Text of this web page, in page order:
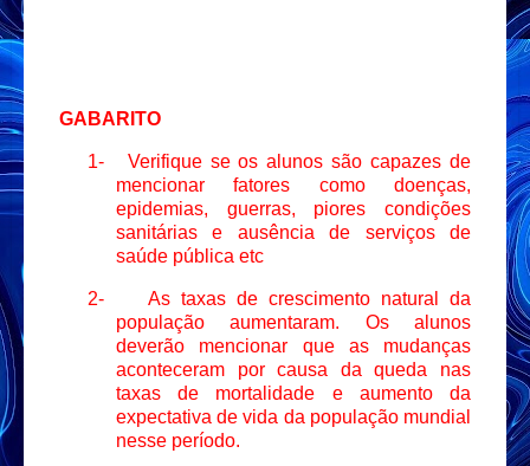
GABARITO
1-
Verifique se os alunos são capazes de
mencionar fatores como doenças,
epidemias, guerras, piores condições
sanitárias e ausência de serviços de
saúde pública etc
2-
As taxas de crescimento natural da
população aumentaram. Os alunos
deverão mencionar que as mudanças
aconteceram por causa da queda nas
taxas de mortalidade e aumento da
expectativa de vida da população mundial
nesse período.